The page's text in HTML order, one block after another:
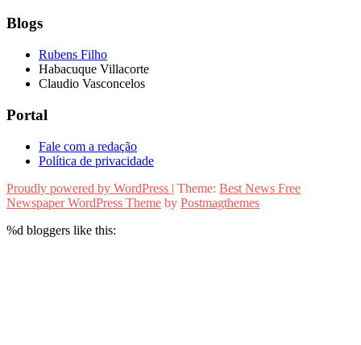
Blogs
Rubens Filho
Habacuque Villacorte
Claudio Vasconcelos
Portal
Fale com a redação
Política de privacidade
Proudly powered by WordPress | Theme: Best News Free
Newspaper WordPress Theme by Postmagthemes
%d bloggers like this: